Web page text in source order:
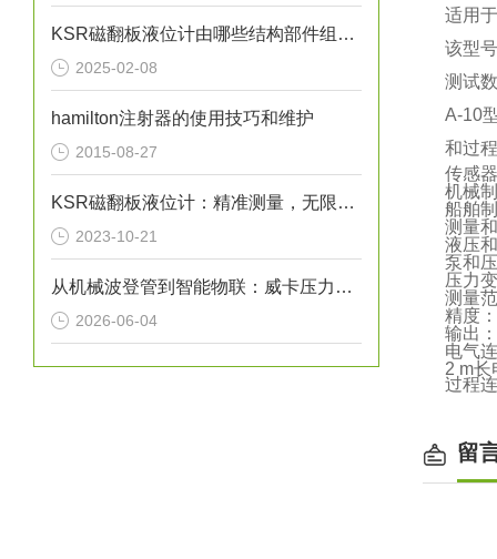
KSR磁翻板液位计由哪些结构部件组成呢？
2025-02-08
hamilton注射器的使用技巧和维护
2015-08-27
KSR磁翻板液位计：精准测量，无限可能
2023-10-21
从机械波登管到智能物联：威卡压力表如何赋能工业？
2026-06-04
适用
该型
测试
A-10
和过
传感器
机械
船舶
测量
液压
泵和
压力
测量
精度
输出
电气
2 m长
过程
留